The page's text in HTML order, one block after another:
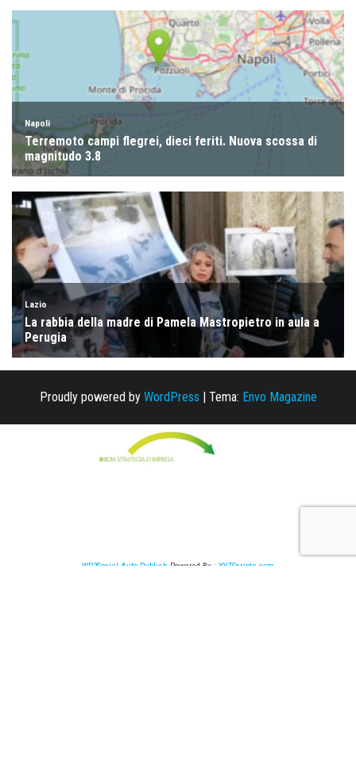
Proudly powered by WordPress | Tema: Envo Magazine
WP2Social Auto Publish Powered By : XYZScripts.com